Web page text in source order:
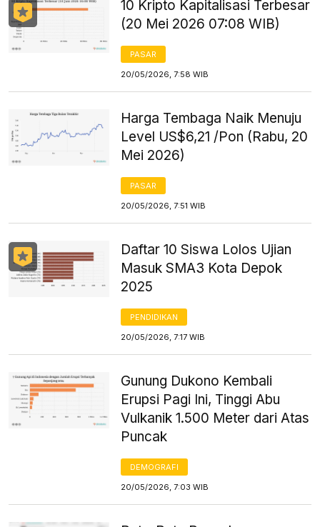
10 Kripto Kapitalisasi Terbesar
(20 Mei 2026 07:08 WIB)
PASAR
20/05/2026, 7:58 WIB
Harga Tembaga Naik Menuju
Level US$6,21 /Pon (Rabu, 20
Mei 2026)
PASAR
20/05/2026, 7:51 WIB
Daftar 10 Siswa Lolos Ujian
Masuk SMA3 Kota Depok
2025
PENDIDIKAN
20/05/2026, 7:17 WIB
Gunung Dukono Kembali
Erupsi Pagi Ini, Tinggi Abu
Vulkanik 1.500 Meter dari Atas
Puncak
DEMOGRAFI
20/05/2026, 7:03 WIB